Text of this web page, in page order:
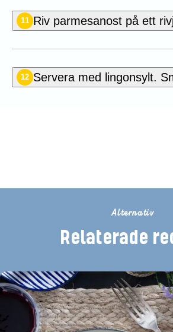
11 Riv parmesanost på ett
12 Servera med lingonsylt.
Alternativ
Relaterade